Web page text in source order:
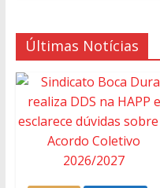
Últimas Notícias